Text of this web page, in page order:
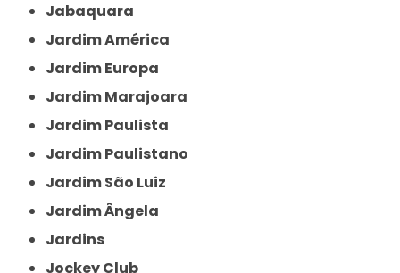
Jabaquara
Jardim América
Jardim Europa
Jardim Marajoara
Jardim Paulista
Jardim Paulistano
Jardim São Luiz
Jardim Ângela
Jardins
Jockey Club